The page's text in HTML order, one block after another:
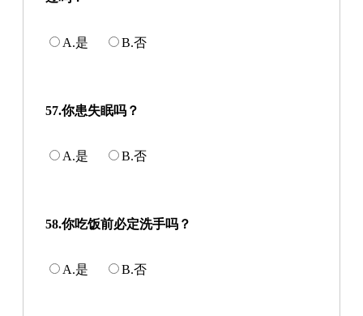
A.是 B.否
57.你患失眠吗？
A.是 B.否
58.你吃饭前必定洗手吗？
A.是 B.否